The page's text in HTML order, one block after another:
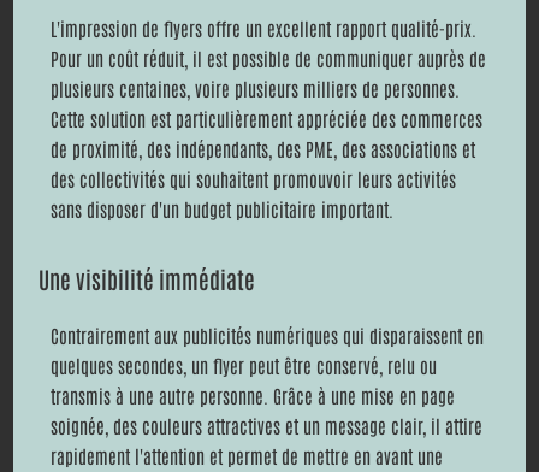
L'impression de flyers offre un excellent rapport qualité-prix.
Pour un coût réduit, il est possible de communiquer auprès de
plusieurs centaines, voire plusieurs milliers de personnes.
Cette solution est particulièrement appréciée des commerces
de proximité, des indépendants, des PME, des associations et
des collectivités qui souhaitent promouvoir leurs activités
sans disposer d'un budget publicitaire important.
Une visibilité immédiate
Contrairement aux publicités numériques qui disparaissent en
quelques secondes, un flyer peut être conservé, relu ou
transmis à une autre personne. Grâce à une mise en page
soignée, des couleurs attractives et un message clair, il attire
rapidement l'attention et permet de mettre en avant une